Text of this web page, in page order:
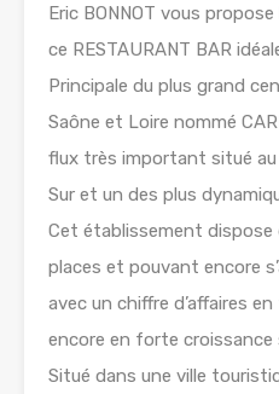
Eric BONNOT vous
ce RESTAURANT BAR
Principale du plus grand
Saône et Loire nommé
flux très important situé au
Sur et un des plus
Cet établissement dispose
places et pouvant encore
avec un chiffre d’affaires
encore en forte croissance
Situé dans une ville